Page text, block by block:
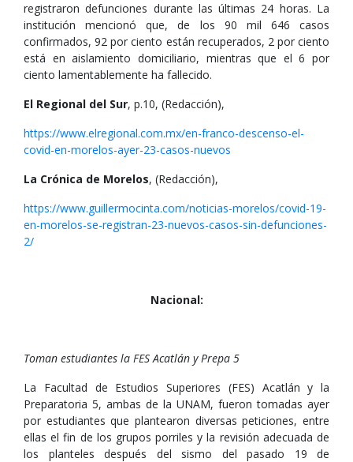
registraron defunciones durante las últimas 24 horas. La
institución mencionó que, de los 90 mil 646 casos
confirmados, 92 por ciento están recuperados, 2 por ciento
está en aislamiento domiciliario, mientras que el 6 por
ciento lamentablemente ha fallecido.
El Regional del Sur, p.10, (Redacción),
https://www.elregional.com.mx/en-franco-descenso-el-
covid-en-morelos-ayer-23-casos-nuevos
La Crónica de Morelos, (Redacción),
https://www.guillermocinta.com/noticias-morelos/covid-19-
en-morelos-se-registran-23-nuevos-casos-sin-defunciones-
2/
Nacional:
Toman estudiantes la FES Acatlán y Prepa 5
La Facultad de Estudios Superiores (FES) Acatlán y la
Preparatoria 5, ambas de la UNAM, fueron tomadas ayer
por estudiantes que plantearon diversas peticiones, entre
ellas el fin de los grupos porriles y la revisión adecuada de
los planteles después del sismo del pasado 19 de